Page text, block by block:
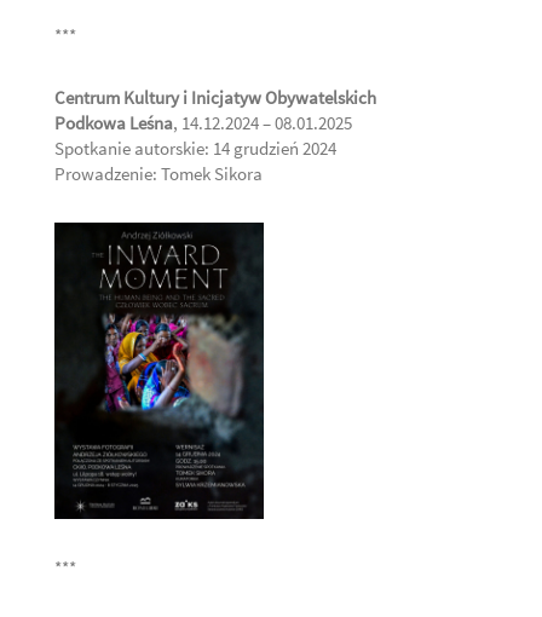
***
Centrum Kultury i Inicjatyw Obywatelskich
Podkowa Leśna, 14.12.2024 – 08.01.2025
Spotkanie autorskie: 14 grudzień 2024
Prowadzenie: Tomek Sikora
***